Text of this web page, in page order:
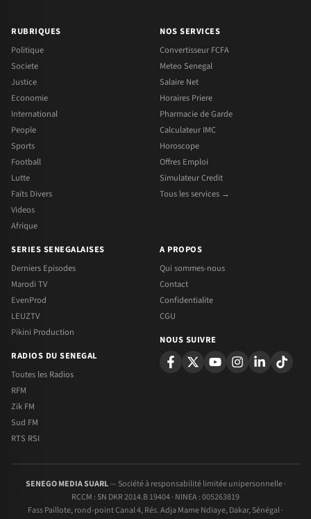
RUBRIQUES
Politique
Societe
Justice
Economie
International
People
Sports
Football
Lutte
Faits Divers
Videos
Afrique
NOS SERVICES
Convertisseur FCFA
Meteo Senegal
Salaire Net
Horaires Priere
Pharmacie de Garde
Calculateur IMC
Horoscope
Offres Emploi
Simulateur Credit
Tous les services →
SERIES SENEGALAISES
Derniers Episodes
Marodi TV
EvenProd
LEUZTV
Pikini Production
RADIOS DU SENEGAL
Toutes les Radios
RFM
Zik FM
Sud FM
RTS RSI
A PROPOS
Qui sommes-nous
Contact
Confidentialite
CGU
NOUS SUIVRE
SENEGO MEDIA SUARL— Société à responsabilité limitée unipersonnelle ·
RCCM : SN DKR 2014.B 19404 · NINEA : 005263819
Fass Paillote, rond-point Canal 4, Rés. Adja Mame Ndiaye, Dakar, Sénégal ·